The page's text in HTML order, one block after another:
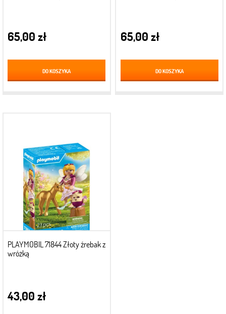
65,00 zł
DO KOSZYKA
65,00 zł
DO KOSZYKA
PLAYMOBIL 71844 Złoty źrebak z
wróżką
43,00 zł